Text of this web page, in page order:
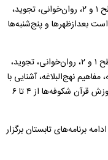
کلاس‌های ویژه دانش‌آموزان شامل روخوانی، سطح ۱ و ۲، روان‌خوانی، تجوید،
بعدازظهر‌ها و پنج‌شنبه‌ها
همچنین کلاس‌های ویژه عموم مانند روخوانی سطح ۱ و ۲، روان‌خوانی، تجوید،
نهج‌البلاغه، آشنایی با
سیره اخلاقی پیامبر(ص) برگزار می‌شود. کلاس آموزش قرآن شکوفه‌ها از ۴ تا ۶
مرکز از ۱۵ مهر‌ماه در ادامه برنامه‌های تابستان برگزار